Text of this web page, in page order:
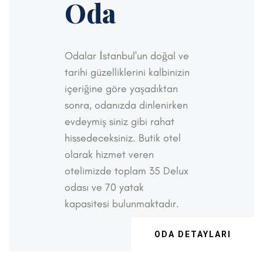
Oda
Odalar İstanbul'un doğal ve
tarihi güzelliklerini kalbinizin
içeriğine göre yaşadıktan
sonra, odanızda dinlenirken
evdeymiş siniz gibi rahat
hissedeceksiniz. Butik otel
olarak hizmet veren
otelimizde toplam 35 Delux
odası ve 70 yatak
kapasitesi bulunmaktadır.
ODA DETAYLARI